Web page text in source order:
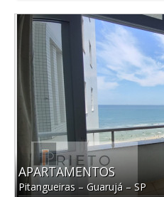
APARTAMENTOS
Pitangueiras – Guarujá– SP